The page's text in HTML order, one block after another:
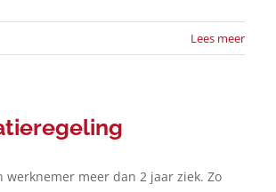
Lees meer
meer dan 2 jaar ziek. Zo